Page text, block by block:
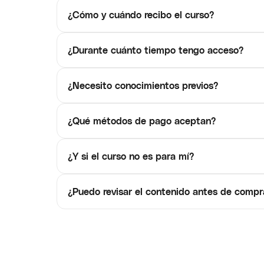
¿Cómo y cuándo recibo el curso?
¿Durante cuánto tiempo tengo acceso?
¿Necesito conocimientos previos?
¿Qué métodos de pago aceptan?
¿Y si el curso no es para mí?
¿Puedo revisar el contenido antes de